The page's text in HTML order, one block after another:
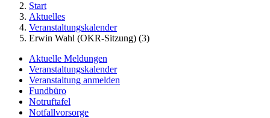
Start
Aktuelles
Veranstaltungskalender
Erwin Wahl (OKR-Sitzung) (3)
Aktuelle Meldungen
Veranstaltungskalender
Veranstaltung anmelden
Fundbüro
Notruftafel
Notfallvorsorge